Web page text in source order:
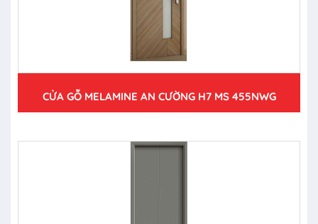
CỬA GỖ MELAMINE AN CƯỜNG H7 MS 455NWG